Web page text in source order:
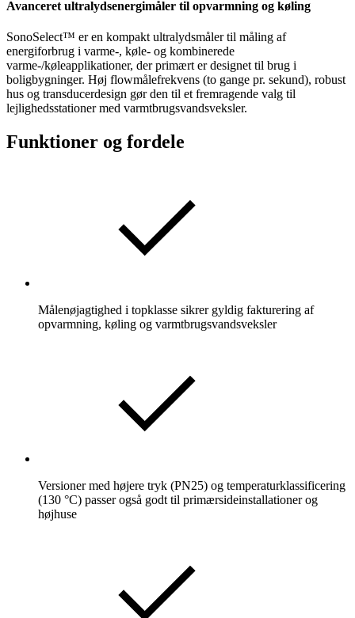
Avanceret ultralydsenergimåler til opvarmning og køling
SonoSelect™ er en kompakt ultralydsmåler til måling af
energiforbrug i varme-, køle- og kombinerede
varme-/køleapplikationer, der primært er designet til brug i
boligbygninger. Høj flowmålefrekvens (to gange pr. sekund), robust
hus og transducerdesign gør den til et fremragende valg til
lejlighedsstationer med varmtbrugsvandsveksler.
Funktioner og fordele
Målenøjagtighed i topklasse sikrer gyldig fakturering af
opvarmning, køling og varmtbrugsvandsveksler
Versioner med højere tryk (PN25) og temperaturklassificering
(130 °C) passer også godt til primærsideinstallationer og
højhuse